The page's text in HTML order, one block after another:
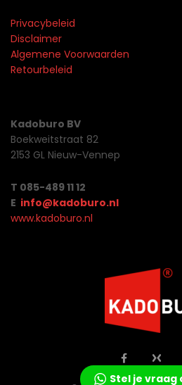
Privacybeleid
Disclaimer
Algemene Voorwaarden
Retourbeleid
Kadoburo BV
Boekweitstraat 82
2153 GL Nieuw-Vennep
T 085-489 11 12
E info@kadoburo.nl
www.kadoburo.nl
Stel je vraag